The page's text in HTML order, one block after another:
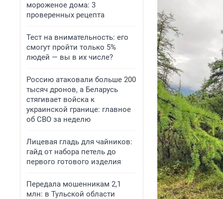
мороженое дома: 3
проверенных рецепта
Тест на внимательность: его
смогут пройти только 5%
людей — вы в их числе?
Россию атаковали больше 200
тысяч дронов, а Беларусь
стягивает войска к
украинской границе: главное
об СВО за неделю
Лицевая гладь для чайников:
гайд от набора петель до
первого готового изделия
Передала мошенникам 2,1
млн: в Тульской области